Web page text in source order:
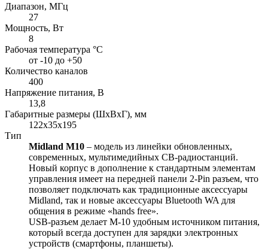
Диапазон, МГц
27
Мощность, Вт
8
Рабочая температура °С
от -10 до +50
Количество каналов
400
Напряжение питания, В
13,8
Габаритные размеры (ШхВхГ), мм
122х35х195
Тип
Midland M10 – модель из линейки обновленных,
современных, мультимедийных CВ-радиостанций.
Новый корпус в дополнение к стандартным элементам
управления имеет на передней панели 2-Pin разъем, что
позволяет подключать как традиционные аксессуары
Midland, так и новые аксессуары Bluetooth WA для
общения в режиме «hands free».
USB-разъем делает M-10 удобным источником питания,
который всегда доступен для зарядки электронных
устройств (смартфоны, планшеты).